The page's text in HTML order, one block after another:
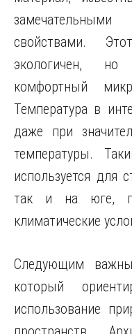
свойствами.
экологичен,
комфортный
Температура в
даже при
температуры.
используется для
так и на юге,
климатические
Следующим
который
использование